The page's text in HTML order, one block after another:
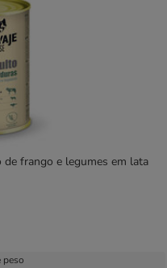
frango e legumes em lata
peso